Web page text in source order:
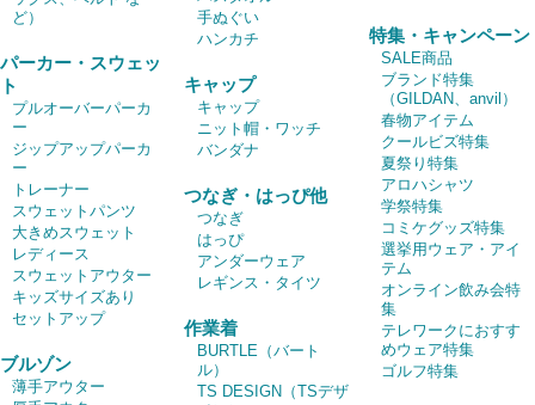
ど）
パーカー・スウェッ
ト
プルオーバーパーカ
ー
ジップアップパーカ
ー
トレーナー
スウェットパンツ
大きめスウェット
レディース
スウェットアウター
キッズサイズあり
セットアップ
ブルゾン
薄手アウター
手ぬぐい
ハンカチ
キャップ
キャップ
ニット帽・ワッチ
バンダナ
つなぎ・はっぴ他
つなぎ
はっぴ
アンダーウェア
レギンス・タイツ
作業着
BURTLE（バート
ル）
TS DESIGN（TSデザ
特集・キャンペーン
SALE商品
ブランド特集
（GILDAN、anvil）
春物アイテム
クールビズ特集
夏祭り特集
アロハシャツ
学祭特集
コミケグッズ特集
選挙用ウェア・アイ
テム
オンライン飲み会特
集
テレワークにおすす
めウェア特集
ゴルフ特集